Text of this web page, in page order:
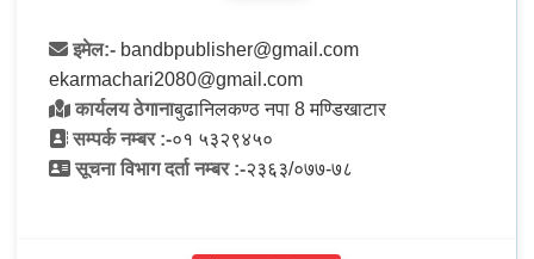
इमेल:- bandbpublisher@gmail.com
ekarmachari2080@gmail.com
कार्यलय ठेगानाबुढानिलकण्ठ नपा 8 मण्डिखाटार
सम्पर्क नम्बर :-०१ ५३२९४५०
सूचना विभाग दर्ता नम्बर :-२३६३/०७७-७८